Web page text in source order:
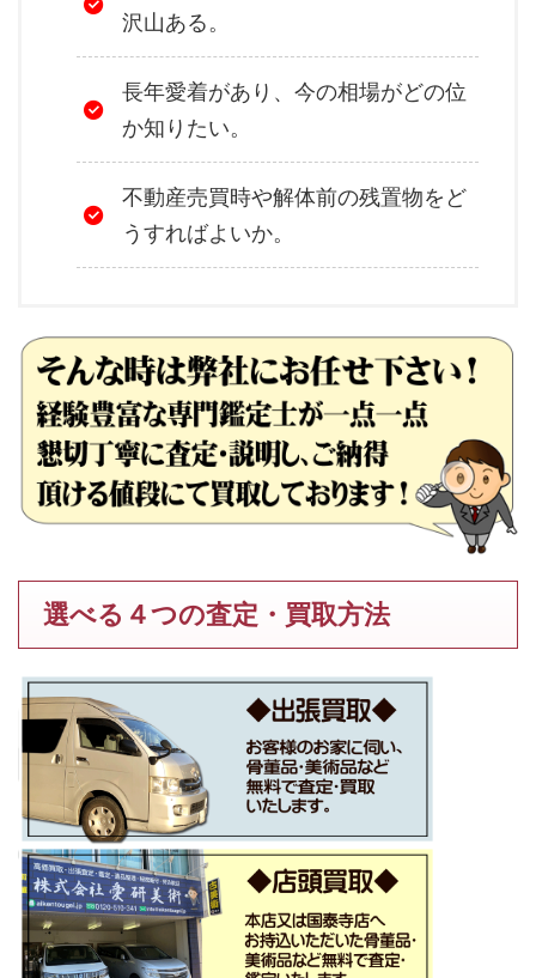
沢山ある。
長年愛着があり、今の相場がどの位
か知りたい。
不動産売買時や解体前の残置物をど
うすればよいか。
選べる４つの査定・買取方法